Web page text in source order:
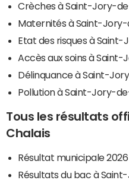
Crèches à Saint-Jory-
Maternités à Saint-
Etat des risques à
Accès aux soins à
Délinquance à Saint-
Pollution à Saint-Jory-
Tous les résultats
Chalais
Résultat municipale
Résultats du bac à